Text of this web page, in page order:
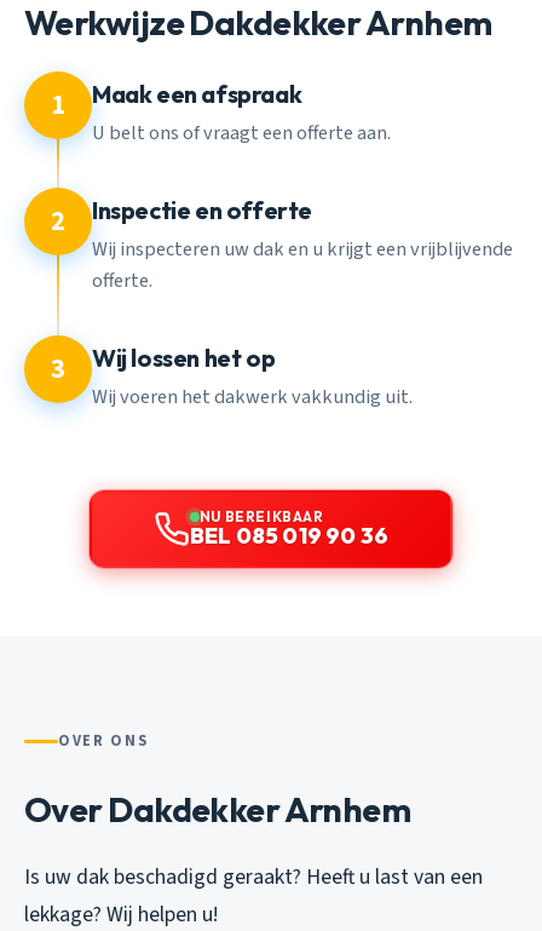
Werkwijze Dakdekker Arnhem
1 Maak een afspraak
U belt ons of vraagt een offerte aan.
2 Inspectie en offerte
Wij inspecteren uw dak en u krijgt een vrijblijvende
offerte.
3 Wij lossen het op
Wij voeren het dakwerk vakkundig uit.
NU BEREIKBAAR
BEL 085 019 90 36
OVER ONS
Over Dakdekker Arnhem
Is uw dak beschadigd geraakt? Heeft u last van een
lekkage? Wij helpen u!